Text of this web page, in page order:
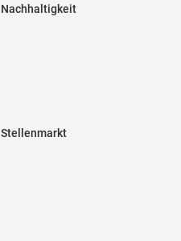
Nachhaltigkeit
Stellenmarkt